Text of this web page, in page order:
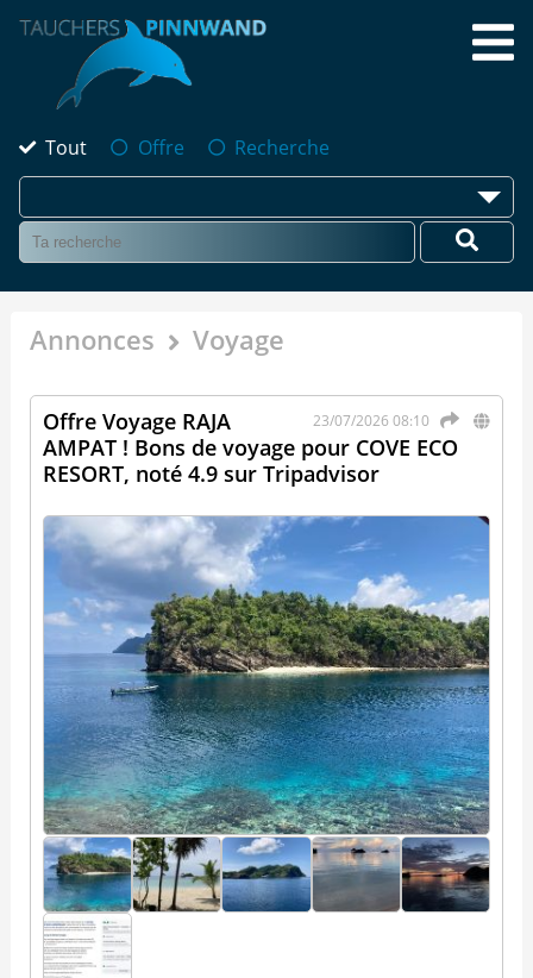
Tout Offre Recherche
Annonces Voyage
23/07/2026 08:10
Offre Voyage RAJA
AMPAT ! Bons de voyage pour COVE ECO
RESORT, noté 4.9 sur Tripadvisor